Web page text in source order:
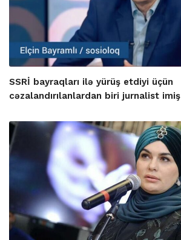
SSRİ bayraqları ilə yürüş etdiyi üçün
cəzalandırılanlardan biri jurnalist imiş